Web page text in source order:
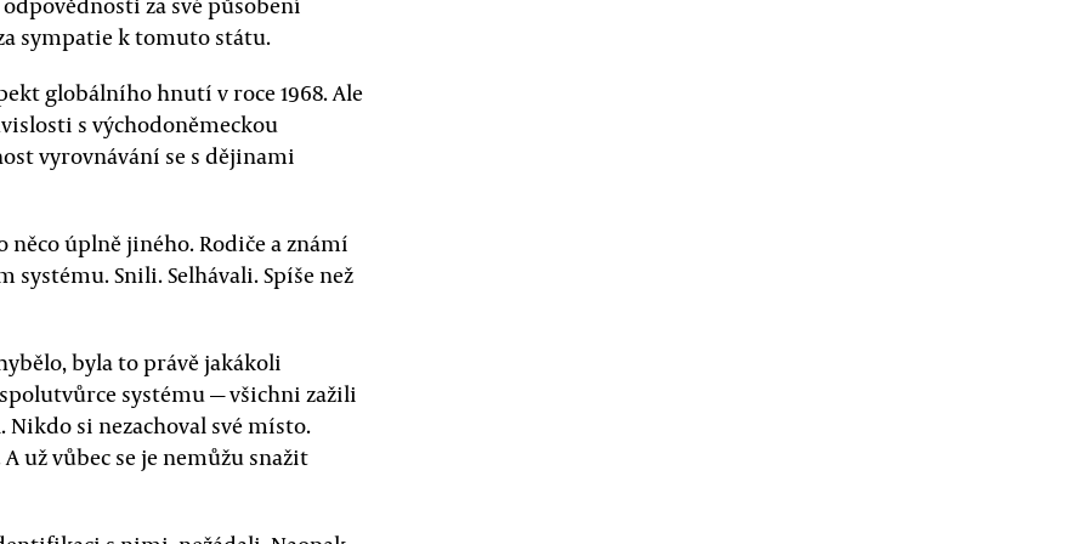
sympatie k tomuto státu.
globálního hnutí v roce 1968. Ale
s východoněmeckou
vyrovnávání se s dějinami
něco úplně jiného. Rodiče a známí
Snili. Selhávali. Spíše než
byla to právě jakákoli
systému — všichni zažili
si nezachoval své místo.
už vůbec se je nemůžu snažit